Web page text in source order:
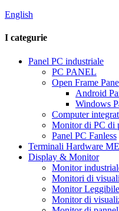
English
I categurie
Panel PC industriale
PC PANEL
Open Frame
Android
Windows
Computer
Monitor di PC di
Panel PC Fanless
Terminali Hardware
Display & Monitor
Monitor
Monitori di
Monitor
Monitor di